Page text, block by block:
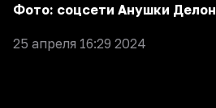
Фото: соцсети Анушки Делон
25 апреля 16:29 2024